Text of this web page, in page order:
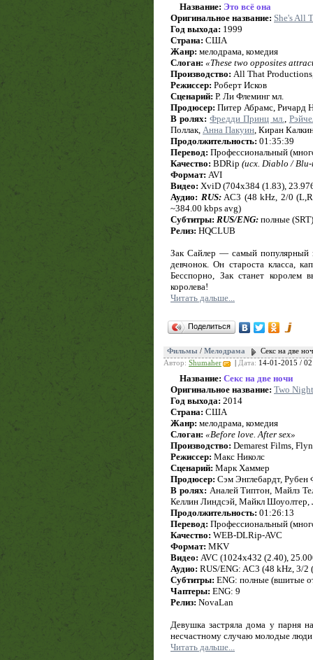
Название: Это всё она
Оригинальное название: She's All
Год выхода: 1999
Страна: США
Жанр: мелодрама, комедия
Слоган: «These two opposites
Производство: All That
Режиссер: Роберт Исков
Сценарий: Р. Ли Флеминг мл.
Продюсер: Питер Абрамс, Ричард
В ролях: Фредди Принц мл.
Поллак, Анна Пакуин , Киран
Продолжительность: 01:35:39
Перевод: Профессиональный
Качество: BDRip (исх. Diablo /
Формат: AVI
Видео: XviD (704x384 (1.83),
Аудио: RUS:AC3 (48 kHz, 2/0
~384.00 kbps avg)
Субтитры: RUS/ENG: полные (SRT)
Релиз: HQCLUB
Зак Сайлер — самый популярный
девчонок. Он староста класса,
Бесспорно, Зак станет королем
королева!
Читать дальше...
Поделиться
Фильмы / Мелодрама
Секс на две
Автор: Shumaher Дата: 14-01-2015 /
Название: Секс на две ночи
Оригинальное название: Two
Год выхода: 2014
Страна: США
Жанр: мелодрама, комедия
Слоган: «Before love. After sex»
Производство: Demarest Films,
Режиссер: Макс Николс
Сценарий: Марк Хаммер
Продюсер: Сэм Энглебардт,
В ролях: Аналей Типтон, Майлз
Келлин Линдсэй, Майкл
Продолжительность: 01:26:13
Перевод: Профессиональный
Качество: WEB-DLRip-AVC
Формат: MKV
Видео: AVC (1024x432 (2.40),
Аудио: RUS/ENG: AC3 (48 kHz, 3/2
Субтитры: ENG: полные (вшитые
Чаптеры: ENG: 9
Релиз: NovaLan
Девушка застряла дома у парня
несчастному случаю молодые
Читать дальше...